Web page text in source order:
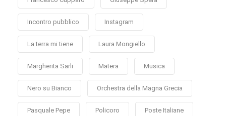
Incontro pubblico Instagram
La terra mi tiene Laura Mongiello
Margherita Sarli Matera Musica
Nero su Bianco Orchestra della Magna Grecia
Pasquale Pepe Policoro Poste Italiane